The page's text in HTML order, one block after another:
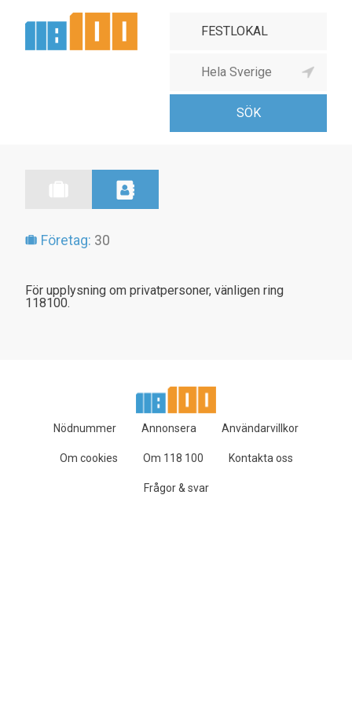
Företag: 30
För upplysning om privatpersoner, vänligen ring
118100.
Nödnummer Annonsera Användarvillkor
Om cookies Om 118 100 Kontakta oss
Frågor & svar